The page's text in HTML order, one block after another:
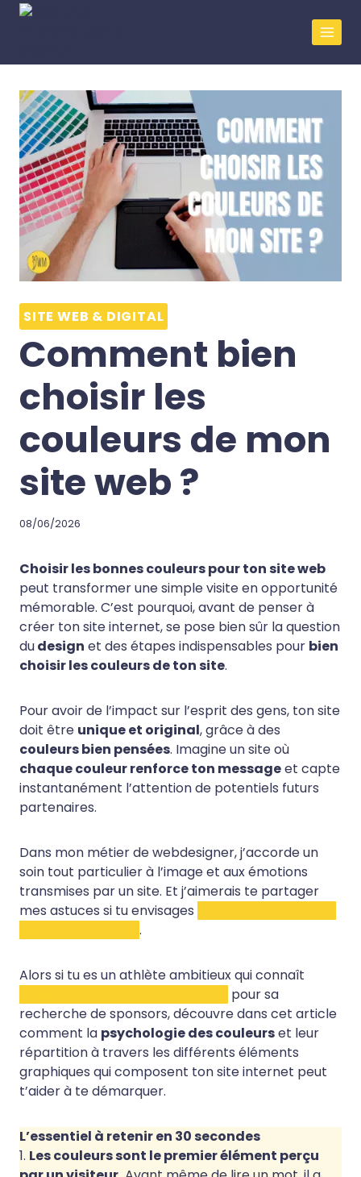
SITE WEB & DIGITAL
Comment bien
choisir les
couleurs de mon
site web ?
08/06/2026
Choisir les bonnes couleurs pour ton site web
peut transformer une simple visite en opportunité
mémorable. C’est pourquoi, avant de penser à
créer ton site internet, se pose bien sûr la question
dudesign et des étapes indispensables pour bien
choisir les couleurs de ton site.
Pour avoir de l’impact sur l’esprit des gens, ton site
doit être unique et original, grâce à des
couleurs bien pensées. Imagine un site où
chaque couleur renforce ton messageet capte
instantanément l’attention de potentiels futurs
partenaires.
Dans mon métier de webdesigner, j’accorde un
soin tout particulier à l’image et aux émotions
transmises par un site. Et j’aimerais te partager
mes astuces si tu envisages
.
Alors si tu es un athlète ambitieux qui connaît
pour sa
recherche de sponsors, découvre dans cet article
comment la psychologie des couleurset leur
répartition à travers les différents éléments
graphiques qui composent ton site internet peut
t’aider à te démarquer.
L’essentiel à retenir en 30 secondes
1. Les couleurs sont le premier élément perçu